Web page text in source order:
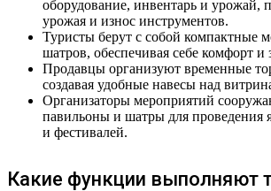
оборудование, инвентарь и урожай,
урожая и износ инструментов.
Туристы берут с собой компактные
шатров, обеспечивая себе комфорт и
Продавцы организуют временные
создавая удобные навесы над
Организаторы мероприятий
павильоны и шатры для проведения
и фестивалей.
Какие функции выполняют